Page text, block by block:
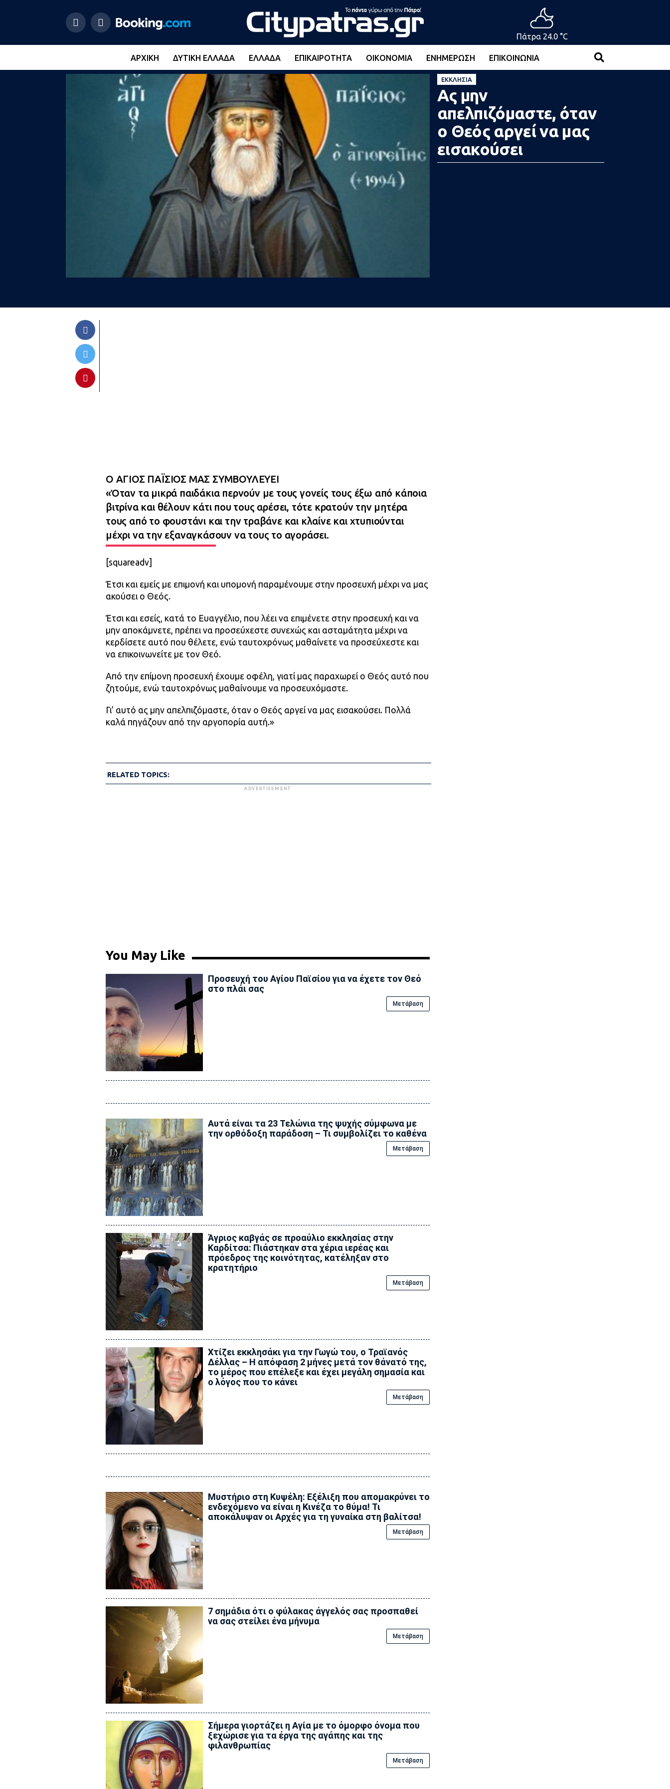
Πάτρα 24.0 °C
ΑΡΧΙΚΉ ΔΥΤΙΚΉ ΕΛΛΆΔΑ ΕΛΛΆΔΑ ΕΠΙΚΑΙΡΌΤΗΤΑ ΟΙΚΟΝΟΜΊΑ ΕΝΗΜΈΡΩΣΗ ΕΠΙΚΟΙΝΩΝΊΑ
ΕΚΚΛΗΣΊΑ
Ας μην
απελπιζόμαστε, όταν
ο Θεός αργεί να μας
εισακούσει
Ο ΑΓΙΟΣ ΠΑΪΣΙΟΣ ΜΑΣ ΣΥΜΒΟΥΛΕΥΕΙ
«Όταν τα μικρά παιδάκια περνούν με τους γονείς τους έξω από κάποια
βιτρίνα και θέλουν κάτι που τους αρέσει, τότε κρατούν την μητέρα
τους από το φουστάνι και την τραβάνε και κλαίνε και χτυπιούνται
μέχρι να την εξαναγκάσουν να τους το αγοράσει.
[squareadv]
Έτσι και εμείς με επιμονή και υπομονή παραμένουμε στην προσευχή μέχρι να μας
ακούσει ο Θεός.
Έτσι και εσείς, κατά το Ευαγγέλιο, που λέει να επιμένετε στην προσευχή και να
μην αποκάμνετε, πρέπει να προσεύχεστε συνεχώς και ασταμάτητα μέχρι να
κερδίσετε αυτό που θέλετε, ενώ ταυτοχρόνως μαθαίνετε να προσεύχεστε και
να επικοινωνείτε με τον Θεό.
Από την επίμονη προσευχή έχουμε οφέλη, γιατί μας παραχωρεί ο Θεός αυτό που
ζητούμε, ενώ ταυτοχρόνως μαθαίνουμε να προσευχόμαστε.
Γι’ αυτό ας μην απελπιζόμαστε, όταν ο Θεός αργεί να μας εισακούσει. Πολλά
καλά πηγάζουν από την αργοπορία αυτή.»
RELATED TOPICS:
ADVERTISEMENT
You May Like
Προσευχή του Αγίου Παϊσίου για να έχετε τον Θεό
στο πλάι σας
Μετάβαση
Αυτά είναι τα 23 Τελώνια της ψυχής σύμφωνα με
την ορθόδοξη παράδοση – Τι συμβολίζει το καθένα
Μετάβαση
Άγριος καβγάς σε προαύλιο εκκλησίας στην
Καρδίτσα: Πιάστηκαν στα χέρια ιερέας και
πρόεδρος της κοινότητας, κατέληξαν στο
κρατητήριο
Μετάβαση
Xτίζει εκκλησάκι για την Γωγώ του, ο Τραϊανός
Δέλλας – Η απόφαση 2 μήνες μετά τον θάνατό της,
το μέρος που επέλεξε και έχει μεγάλη σημασία και
ο λόγος που το κάνει
Μετάβαση
Μυστήριο στη Κυψέλη: Εξέλιξη που απομακρύνει το
ενδεχόμενο να είναι η Κινέζα το θύμα! Τι
αποκάλυψαν οι Αρχές για τη γυναίκα στη βαλίτσα!
Μετάβαση
7 σημάδια ότι ο φύλακας άγγελός σας προσπαθεί
να σας στείλει ένα μήνυμα
Μετάβαση
Σήμερα γιορτάζει η Αγία με το όμορφο όνομα που
ξεχώρισε για τα έργα της αγάπης και της
φιλανθρωπίας
Μετάβαση